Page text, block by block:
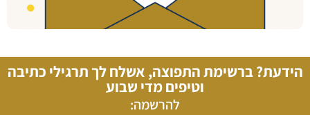
הידעת? ברשימת התפוצה, אשלח לך תרגילי כתיבה
וטיפים מדי שבוע
להרשמה: